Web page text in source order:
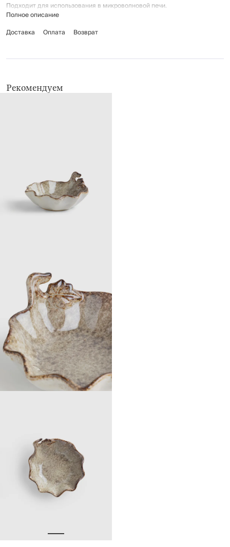
Подходит для использования в микроволновой печи.
Рекомендации по уходу:
не использовать для ухода абразивные чистящие средства и
можно мыть в посудомоечной машине
Полное описание
Доставка
Оплата Возврат
Рекомендуем